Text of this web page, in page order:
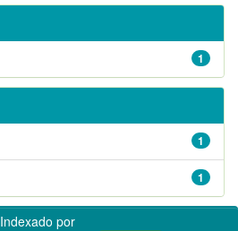
1
1
1
Indexado por